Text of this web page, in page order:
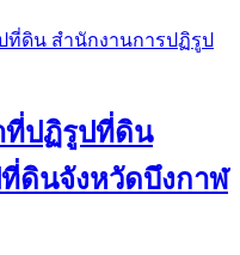
ที่ปฏิรูปที่ดิน
ดินจังหวัดบึงกาฬ